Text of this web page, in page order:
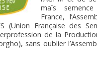
maïs
France,
(Union Française des
de la
sans oublier